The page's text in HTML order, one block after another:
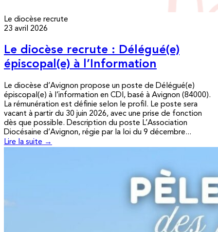
Le diocèse recrute
23 avril 2026
Le diocèse recrute : Délégué(e)
épiscopal(e) à l’Information
Le diocèse d’Avignon propose un poste de Délégué(e)
épiscopal(e) à l’information en CDI, basé à Avignon (84000).
La rémunération est définie selon le profil. Le poste sera
vacant à partir du 30 juin 2026, avec une prise de fonction
dès que possible. Description du poste L’Association
Diocésaine d’Avignon, régie par la loi du 9 décembre...
Lire la suite →